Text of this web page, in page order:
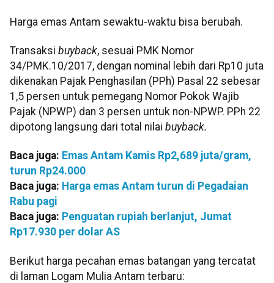
Harga emas Antam sewaktu-waktu bisa berubah.
Transaksi buyback, sesuai PMK Nomor
34/PMK.10/2017, dengan nominal lebih dari Rp10 juta
dikenakan Pajak Penghasilan (PPh) Pasal 22 sebesar
1,5 persen untuk pemegang Nomor Pokok Wajib
Pajak (NPWP) dan 3 persen untuk non-NPWP. PPh 22
dipotong langsung dari total nilai buyback.
Baca juga: Emas Antam Kamis Rp2,689 juta/gram,
turun Rp24.000
Baca juga: Harga emas Antam turun di Pegadaian
Rabu pagi
Baca juga: Penguatan rupiah berlanjut, Jumat
Rp17.930 per dolar AS
Berikut harga pecahan emas batangan yang tercatat
di laman Logam Mulia Antam terbaru: